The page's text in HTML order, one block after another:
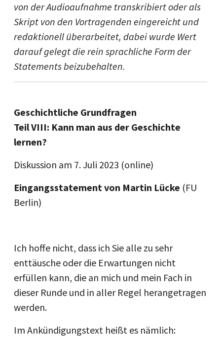
von der Audioaufnahme transkribiert oder als
Skript von den Vortragenden eingereicht und
redaktionell überarbeitet, dabei wurde Wert
darauf gelegt die rein sprachliche Form der
Statements beizubehalten.
Geschichtliche Grundfragen
Teil VIII: Kann man aus der Geschichte
lernen?
Diskussion am 7. Juli 2023 (online)
Eingangsstatement von Martin Lücke (FU
Berlin)
Ich hoffe nicht, dass ich Sie alle zu sehr
enttäusche oder die Erwartungen nicht
erfüllen kann, die an mich und mein Fach in
dieser Runde und in aller Regel herangetragen
werden.
Im Ankündigungstext heißt es nämlich: